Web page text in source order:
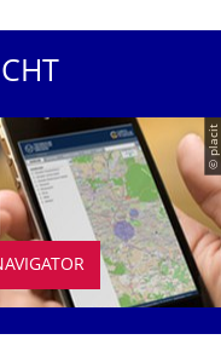
© placit